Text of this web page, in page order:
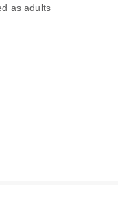
as adults